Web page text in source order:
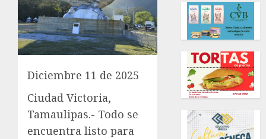
Diciembre 11 de 2025
Ciudad Victoria,
Tamaulipas.- Todo se
encuentra listo para